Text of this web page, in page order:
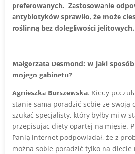
preferowanych. Zastosowanie
antybiotyków sprawiło, że może
roślinną bez dolegliwości jelitowych.
Małgorzata Desmond: W jaki
mojego gabinetu?
Agnieszka Burszewska: Kiedy
stanie sama poradzić sobie ze swoją
szukać specjalisty, który byłby mi w
przepisując diety opartej na mięsie.
Panią internet podpowiadał, że z
można sobie poradzić tylko na diecie